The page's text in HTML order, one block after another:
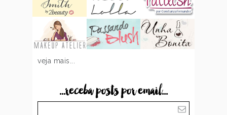
veja mais...
...receba posts por email...